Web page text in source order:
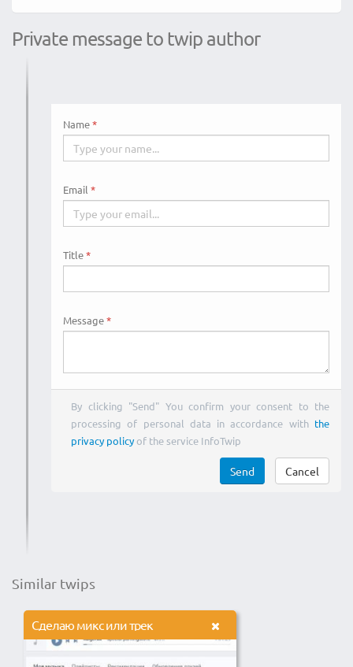
Private message to twip author
Name
Email
Title
Message
By clicking "Send" You confirm your consent to the
processing of personal data in accordance with the
privacy policyof the service InfoTwip
Send Cancel
Similar twips
Сделаю микс или трек